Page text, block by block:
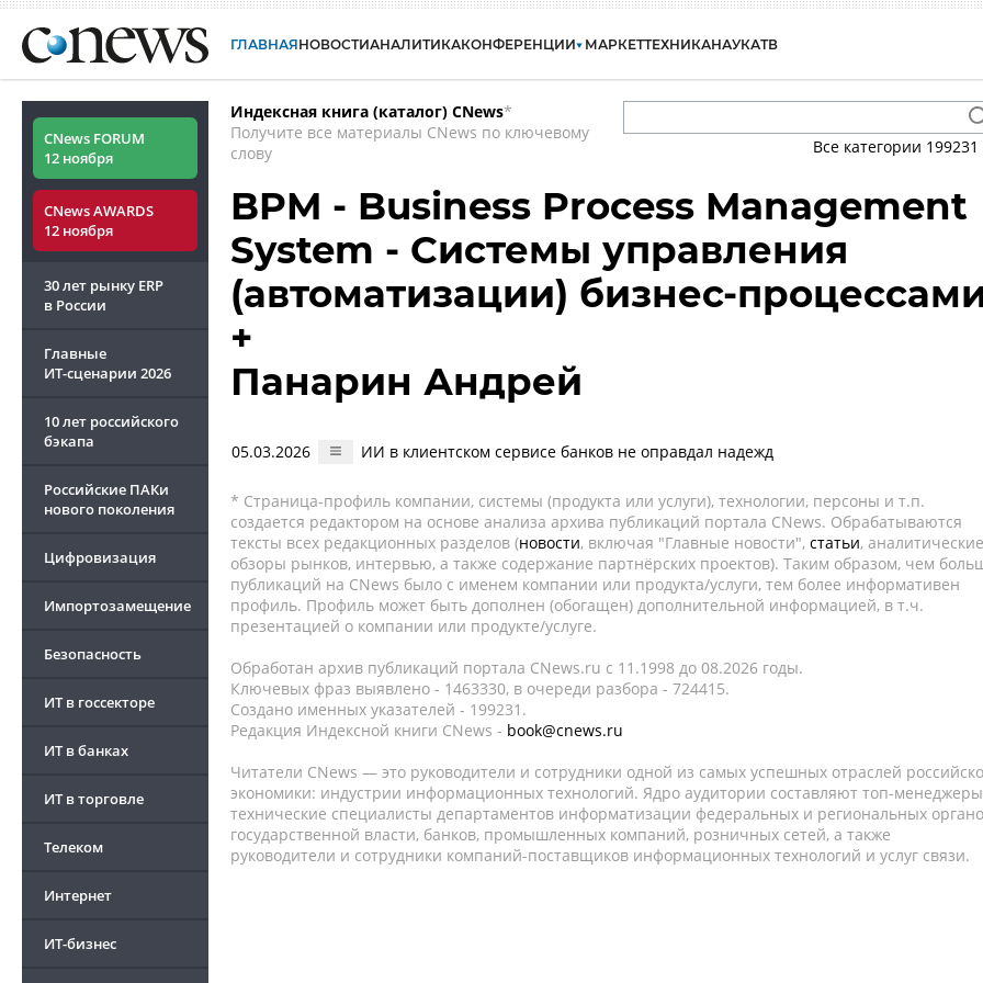
ГЛАВНАЯНОВОСТИАНАЛИТИКАКОНФЕРЕНЦИИ МАРКЕТТЕХНИКАНАУКАТВ
CNews FORUM
12 ноября
CNews AWARDS
12 ноября
30 лет рынку ERP
в России
Главные
ИТ-сценарии 2026
10 лет российского
бэкапа
Российские ПАКи
нового поколения
Цифровизация
Импортозамещение
Безопасность
ИТ в госсекторе
ИТ в банках
ИТ в торговле
Телеком
Интернет
ИТ-бизнес
Индексная книга (каталог) CNews*
Получите все материалы CNews по ключевому
слову
Все категории 199231
BPM - Business Process Management
System - Системы управления
(автоматизации) бизнес-
+
Панарин Андрей
05.03.2026 ИИ в клиентском сервисе банков не оправдал надежд
* Страница-профиль компании, системы (продукта или услуги), технологии, персоны и т.п.
создается редактором на основе анализа архива публикаций портала CNews. Обрабатываются
тексты всех редакционных разделов (новости, включая "Главные новости", статьи, аналитические
обзоры рынков, интервью, а также содержание партнёрских проектов). Таким образом, чем
публикаций на CNews было с именем компании или продукта/услуги, тем более информативен
профиль. Профиль может быть дополнен (обогащен) дополнительной информацией, в т.ч.
презентацией о компании или продукте/услуге.
Обработан архив публикаций портала CNews.ru c 11.1998 до 08.2026 годы.
Ключевых фраз выявлено - 1463330, в очереди разбора - 724415.
Создано именных указателей - 199231.
Редакция Индексной книги CNews - book@cnews.ru
Читатели CNews — это руководители и сотрудники одной из самых успешных отраслей
экономики: индустрии информационных технологий. Ядро аудитории составляют топ-
технические специалисты департаментов информатизации федеральных и региональных
государственной власти, банков, промышленных компаний, розничных сетей, а также
руководители и сотрудники компаний-поставщиков информационных технологий и услуг связи.